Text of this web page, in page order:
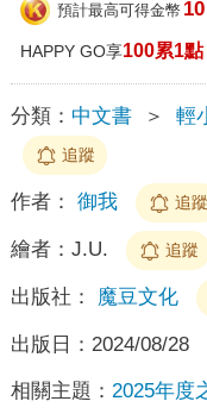
預計最高可得金幣 10
HAPPY GO享100累1
分類： 中文書 ＞ 輕
追蹤
作者： 御我 追蹤
繪者： J.U. 追蹤
出版社： 魔豆文化
出版日： 2024/08/28
相關主題： 2025年度